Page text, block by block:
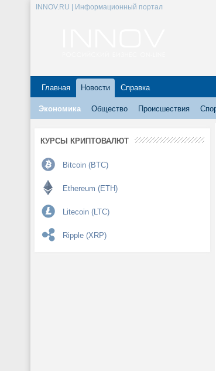
INNOV.RU | Информационный портал
Главная Новости Справка
Экономика Общество Происшествия
КУРСЫ КРИПТОВАЛЮТ
Bitcoin (BTC)
Ethereum (ETH)
Litecoin (LTC)
Ripple (XRP)